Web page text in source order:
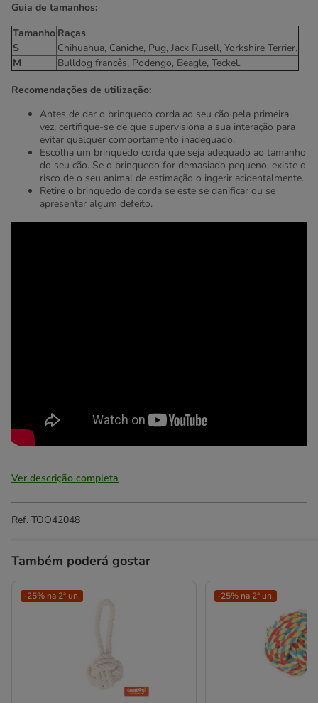
Guia de tamanhos:
Tamanho Raças
S
Chihuahua, Caniche, Pug, Jack Rusell, Yorkshire Terrier.
M
Bulldog francês, Podengo, Beagle, Teckel.
Recomendações de utilização:
Antes de dar o brinquedo corda ao seu cão pela primeira
vez, certifique-se de que supervisiona a sua interação para
evitar qualquer comportamento inadequado.
Escolha um brinquedo corda que seja adequado ao tamanho
do seu cão. Se o brinquedo for demasiado pequeno, existe o
risco de o seu animal de estimação o ingerir acidentalmente.
Retire o brinquedo de corda se este se danificar ou se
apresentar algum defeito.
Ver descrição completa
Ref. TOO42048
Também poderá gostar
-25% na 2ª un. -25% na 2ª un.